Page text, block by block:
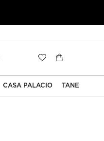
CASA PALACIO TANE